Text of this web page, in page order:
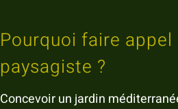
Pourquoi faire
paysagiste ?
Concevoir un jardin